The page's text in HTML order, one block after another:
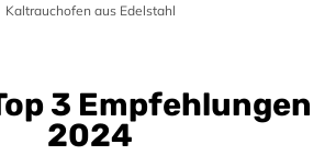
Kaltrauchofen aus Edelstahl
3 Empfehlungen
2024